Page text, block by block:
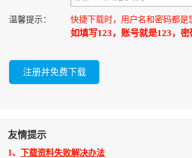
温馨提示： 快捷下载时，用户名和密码都是
如填写123，账号就是123，密
友情提示
1、
下载资料失败解决办法